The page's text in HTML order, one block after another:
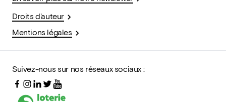
Droits d'auteur
Mentions légales
Suivez-nous sur nos réseaux sociaux :